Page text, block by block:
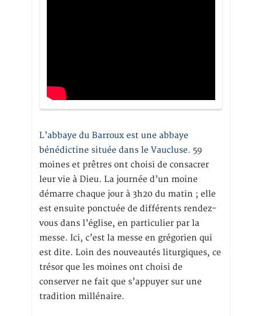
L’abbaye du Barroux est une abbaye
bénédictine située dans le Vaucluse. 59
moines et prêtres ont choisi de consacrer
leur vie à Dieu. La journée d’un moine
démarre chaque jour à 3h20 du matin ; elle
est ensuite ponctuée de différents rendez-
vous dans l’église, en particulier par la
messe. Ici, c’est la messe en grégorien qui
est dite. Loin des nouveautés liturgiques, ce
trésor que les moines ont choisi de
conserver ne fait que s’appuyer sur une
tradition millénaire.